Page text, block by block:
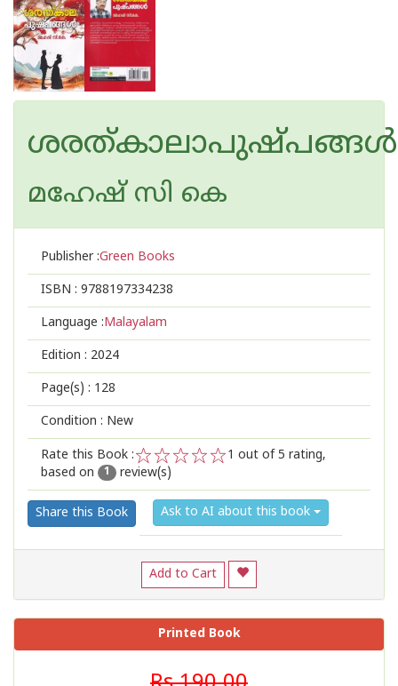
ശരത്കാലാപുഷ്പങ്ങൾ
മഹേഷ് സി കെ
Publisher :Green Books
ISBN : 9788197334238
Language :Malayalam
Edition : 2024
Page(s) : 128
Condition : New
Rate this Book :
2
1
1 out of 5 rating,
based on
1 review(s)
Share this Book Ask to AI about this book
Add to Cart
Printed Book